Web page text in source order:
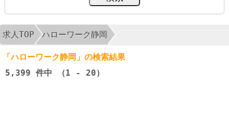
求人TOP ハローワーク静岡
「ハローワーク静岡」の検索結果
5,399 件中 （1 - 20）